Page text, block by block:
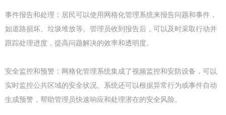
事件报告和处理：居民可以使用网格化管理系统来报告问题和事件，
如道路损坏、垃圾堆放等。管理员收到报告后，可以及时采取行动并
跟踪处理进度，提高问题解决的效率和透明度。
安全监控和预警：网格化管理系统集成了视频监控和安防设备，可以
实时监控公共区域的安全状况。系统还可以根据异常行为或事件自动
生成预警，帮助管理员快速响应和处理潜在的安全风险。